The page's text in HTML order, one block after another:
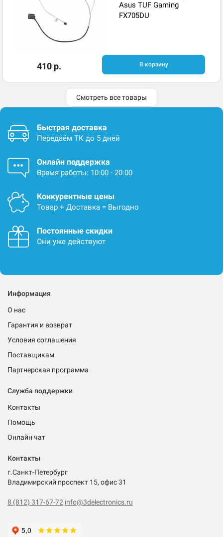
Asus TUF Gaming
FX705DU
410 р. В корзину
Смотреть все товары
Быстрая доставка
Передаём ТК до 5 дней
Онлайн поддержка
Время работы: 10:00 - 20:00
Конкурентные цены
Товар + Доставка = Выгодно
Постоянные скидки
Они уже действуют
Информация
О нас
Гарантия и возврат
Условия соглашения
Поставщикам
Партнерская программа
Служба поддержки
Контакты
Помощь
Онлайн чат
Контакты
г.Санкт-Петербург
Владимирский проспект 15, офис 31
8 (812) 317-67-72 info@3delectronics.ru